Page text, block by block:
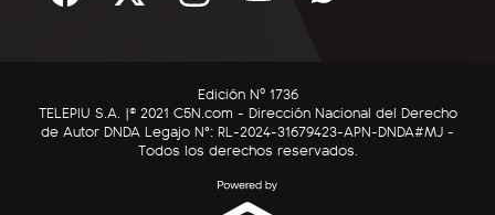
C5N Autos
RatingCero
Edición Nº 1736
TELEPIU S.A. |© 2021 C5N.com - Dirección Nacional del Derecho
de Autor DNDA Legajo N°: RL-2024-31679423-APN-DNDA#MJ -
Todos los derechos reservados.